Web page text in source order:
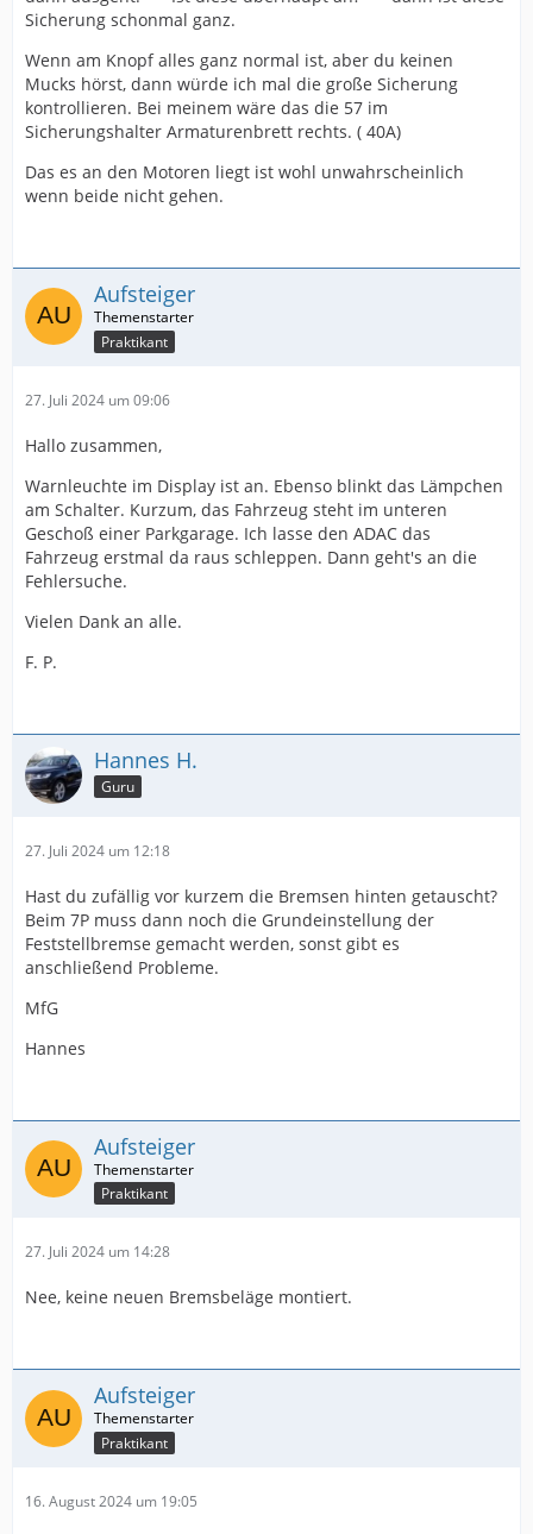
Sicherung schonmal ganz.
Wenn am Knopf alles ganz normal ist, aber du keinen
Mucks hörst, dann würde ich mal die große Sicherung
kontrollieren. Bei meinem wäre das die 57 im
Sicherungshalter Armaturenbrett rechts. ( 40A)
Das es an den Motoren liegt ist wohl unwahrscheinlich
wenn beide nicht gehen.
Aufsteiger
Praktikant
27. Juli 2024 um 09:06
Hallo zusammen,
Warnleuchte im Display ist an. Ebenso blinkt das Lämpchen
am Schalter. Kurzum, das Fahrzeug steht im unteren
Geschoß einer Parkgarage. Ich lasse den ADAC das
Fahrzeug erstmal da raus schleppen. Dann geht's an die
Fehlersuche.
Vielen Dank an alle.
F. P.
Hannes H.
Guru
27. Juli 2024 um 12:18
Hast du zufällig vor kurzem die Bremsen hinten getauscht?
Beim 7P muss dann noch die Grundeinstellung der
Feststellbremse gemacht werden, sonst gibt es
anschließend Probleme.
MfG
Hannes
Aufsteiger
Praktikant
27. Juli 2024 um 14:28
Nee, keine neuen Bremsbeläge montiert.
Aufsteiger
Praktikant
16. August 2024 um 19:05